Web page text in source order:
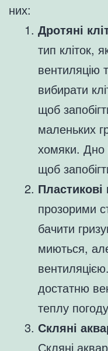
них:
Дротяні
тип кліток,
вентиляцію
вибирати
щоб
маленьких
хомяки. Дно
щоб
Пластикові
прозорими
бачити
миються,
достатню
теплу
Скляні
Скляні